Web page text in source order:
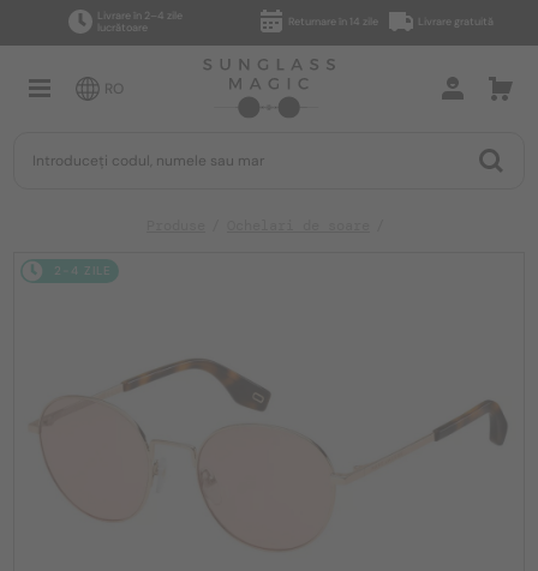
Livrare în 2–4 zile
lucrătoare
Returnare în 14 zile Livrare gratuită
RO
2-4 ZILE